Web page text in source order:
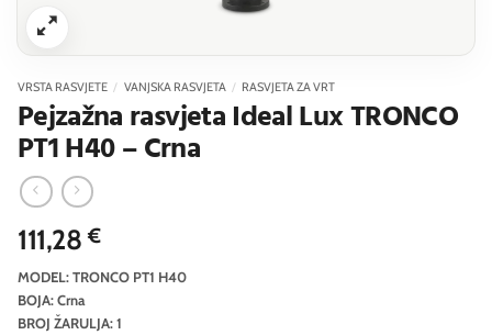
VRSTA RASVJETE / VANJSKA RASVJETA / RASVJETA ZA VRT
Pejzažna rasvjeta Ideal Lux TRONCO
PT1 H40 – Crna
111,28€
MODEL: TRONCO PT1 H40
BOJA: Crna
BROJ ŽARULJA: 1